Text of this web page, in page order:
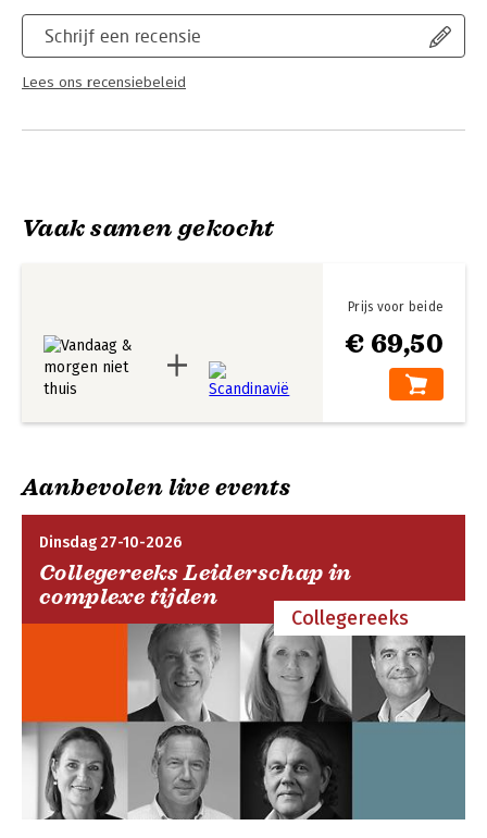
Schrijf een recensie
Lees ons recensiebeleid
Vaak samen gekocht
€ 69,50
Prijs voor beide
Aanbevolen live events
Dinsdag 27-10-2026
Collegereeks Leiderschap in
complexe tijden
Collegereeks